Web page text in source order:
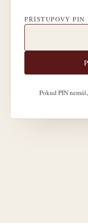
PŘÍSTUPOVÝ PIN
Pokud PIN